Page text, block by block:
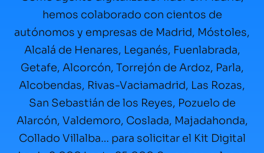
hemos colaborado con cientos de
autónomos y empresas de Madrid, Móstoles,
Alcalá de Henares, Leganés, Fuenlabrada,
Getafe, Alcorcón, Torrejón de Ardoz, Parla,
Alcobendas, Rivas-Vaciamadrid, Las Rozas,
San Sebastián de los Reyes, Pozuelo de
Alarcón, Valdemoro, Coslada, Majadahonda,
Collado Villalba… para solicitar el Kit Digital